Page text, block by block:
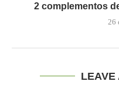
2 complementos
26
LEAVE